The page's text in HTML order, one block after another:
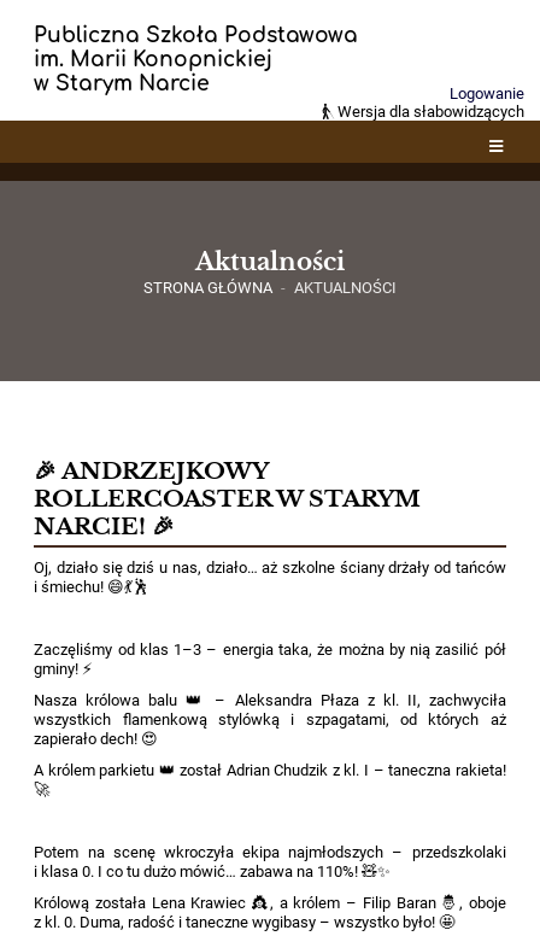
Publiczna Szkoła Podstawowa
im. Marii Konopnickiej
w Starym Narcie
Logowanie
Wersja dla słabowidzących
Aktualności
STRONA GŁÓWNA - AKTUALNOŚCI
🎉 ANDRZEJKOWY
ROLLERCOASTER W STARYM
NARCIE! 🎉
Oj, działo się dziś u nas, działo… aż szkolne ściany drżały od tańców
i śmiechu! 😄💃🕺
Zaczęliśmy od klas 1–3 – energia taka, że można by nią zasilić pół
gminy! ⚡
Nasza królowa balu 👑 – Aleksandra Płaza z kl. II, zachwyciła
wszystkich flamenkową stylówką i szpagatami, od których aż
zapierało dech! 😍
A królem parkietu 👑 został Adrian Chudzik z kl. I – taneczna rakieta!
🚀
Potem na scenę wkroczyła ekipa najmłodszych – przedszkolaki
i klasa 0. I co tu dużo mówić… zabawa na 110%! 🧸✨
Królową została Lena Krawiec 👸, a królem – Filip Baran 🤴, oboje
z kl. 0. Duma, radość i taneczne wygibasy – wszystko było! 🤩